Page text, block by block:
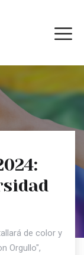
de color y
Orgullo",